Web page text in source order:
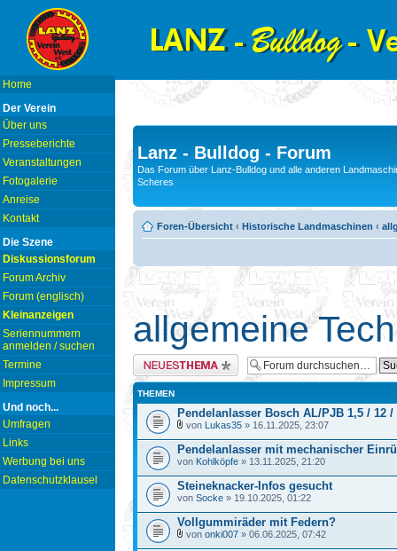
Home
Der Verein
Über uns
Presseberichte
Veranstaltungen
Fotogalerie
Anreise
Kontakt
Die Szene
Diskussionsforum
Forum Archiv
Forum (englisch)
Kleinanzeigen
Seriennummern
anmelden / suchen
Termine
Impressum
Und noch...
Umfragen
Links
Werbung bei uns
Datenschutzklausel
Lanz - Bulldog - Forum
Das Forum über Lanz-Bulldog und alle anderen
Scheres
Foren-Übersicht ‹ Historische Landmaschinen ‹
allgemeine
Neues Thema erstellen
THEMEN
Pendelanlasser Bosch AL/PJB 1,5 / 12 /
von Lukas35 » 16.11.2025, 23:07
Pendelanlasser mit mechanischer
von Kohlköpfe » 13.11.2025, 21:20
Steineknacker-Infos gesucht
von Socke » 19.10.2025, 01:22
Vollgummiräder mit Federn?
von onki007 » 06.06.2025, 07:42